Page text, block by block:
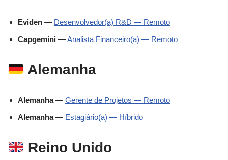
Eviden — Desenvolvedor(a) R&D — Remoto
Capgemini —Analista Financeiro(a) — Remoto
Alemanha
Alemanha— Gerente de Projetos — Remoto
Alemanha— Estagiário(a) — Híbrido
Reino Unido